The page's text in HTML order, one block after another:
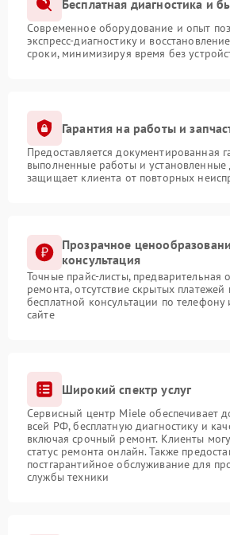
Бесплатная диагностика и
Современное оборудование и опыт
экспресс-диагностику и
сроки, минимизируя время без
Гарантия на работы и
Предоставляется документированная
выполненные работы и установленные
защищает клиента от повторных
Прозрачное
консультация
Точные прайс-листы, предварительная
ремонта, отсутствие скрытых
бесплатной консультации по
сайте
Широкий спектр услуг
Сервисный центр Miele обеспечивает
всей РФ, бесплатную диагностику и
включая срочный ремонт. Клиенты
статус ремонта онлайн. Также
постгарантийное обслуживание для
службы техники